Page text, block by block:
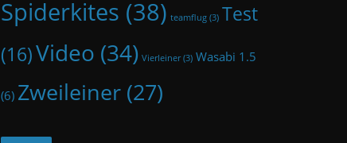
Spiderkites (38) teamflug (3) Test
(16)Video (34) Vierleiner(3) Wasabi 1.5
(6) Zweileiner (27)